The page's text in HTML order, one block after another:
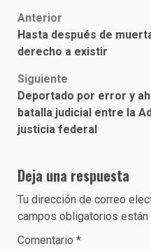
Post
navigation
Anterior
Hasta después de
derecho a existir
Siguiente
Deportado por error y
batalla judicial entre la
justicia federal
Deja una respuesta
Tu dirección de correo
campos obligatorios están
Comentario *